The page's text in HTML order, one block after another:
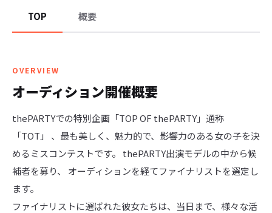
TOP 概要
OVERVIEW
オーディション開催概要
thePARTYでの特別企画「TOP OF thePARTY」通称
「TOT」 、最も美しく、魅力的で、影響力のある女の子を決
めるミスコンテストです。 thePARTY出演モデルの中から候
補者を募り、 オーディションを経てファイナリストを選定し
ます。
ファイナリストに選ばれた彼女たちは、当日まで、様々な活